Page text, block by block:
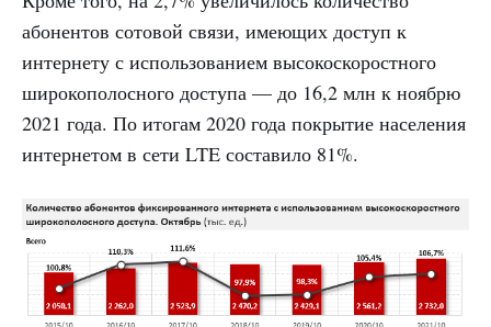
абонентов сотовой связи, имеющих доступ к
интернету с использованием высокоскоростного
широкополосного доступа — до 16,2 млн к ноябрю
2021 года. По итогам 2020 года покрытие населения
интернетом в сети LTE составило 81%.